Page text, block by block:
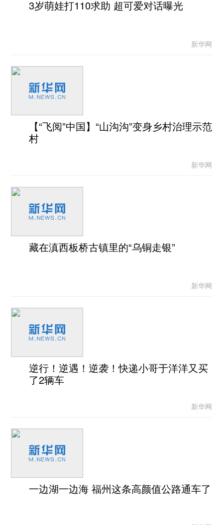
3岁萌娃打110求助 超可爱对话曝光
新华网
【“飞阅”中国】“山沟沟”变身乡村治理示范
村
新华网
藏在滇西板桥古镇里的“乌铜走银”
新华网
逆行！逆遇！逆袭！快递小哥于洋洋又买
了2辆车
新华网
一边湖一边海 福州这条高颜值公路通车了